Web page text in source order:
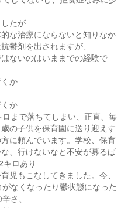
たが
な治療にならないと知りなか
鬱剤を出されますが、
ないのはいままでの経験で
か
か
まで落ちてしまい、正直、毎
の子供を保育園に送り迎えす
に頼んでいます。学校、保育
、行けないなと不安が募るば
ロあり
児もこなしてきました。今、
なくなったり鬱状態になった
さ、